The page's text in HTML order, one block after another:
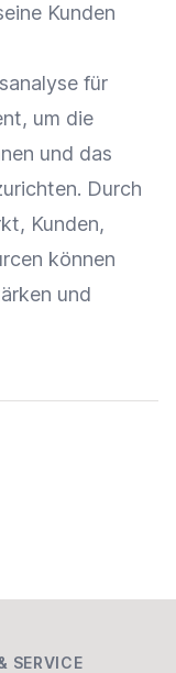
Kunden
für
um die
und das
Durch
Kunden,
können
und
SERVICE